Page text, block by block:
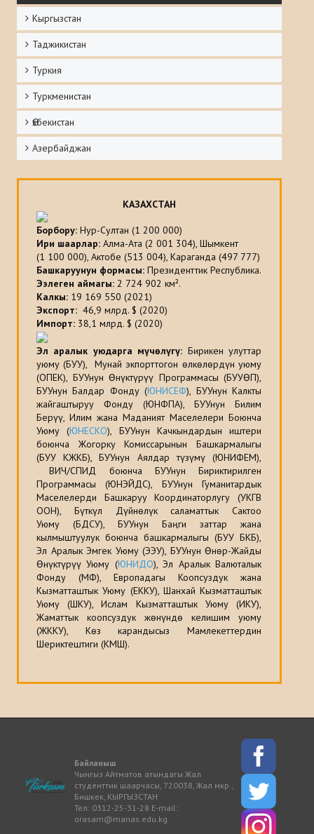
Кыргызстан
Таджикистан
Туркия
Туркменистан
Ѳзбекистан
Азербайджан
КАЗАХСТАН
Борбору: Нур-Султан (1 200 000)
Ири шаарлар: Алма-Ата (2 001 304), Шымкент
(1 100 000), Актобе (513 004), Караганда (497 777)
Башкаруунун формасы: Президенттик Республика.
Ээлеген аймагы: 2 724 902 км².
Калкы: 19 169 550 (2021)
Экспорт: 46,9 млрд. $ (2020)
Импорт: 38,1 млрд. $ (2020)
Эл аралык уюдарга мүчөлүгү: Бирикен улуттар
уюму (БУУ), Мунай экпорттогон өлкөлөрдүн уюму
(ОПЕК), БУУнун Өнүктүрүү Программасы (БУУӨП),
БУУнун Балдар Фонду (ЮНИСЕФ), БУУнун Калкты
жайгаштыруу Фонду (ЮНФПА), БУУнун Билим
Берүү, Илим жана Маданият Маселелери Боюнча
Уюму (ЮНЕСКО), БУУнун Качкындардын иштери
боюнча Жогорку Комиссарынын Башкармалыгы
(БУУ КЖКБ), БУУнун Аялдар түзүмү (ЮНИФЕМ),
ВИЧ/СПИД боюнча БУУнун Бириктирилген
Программасы (ЮНЭЙДС), БУУнун Гуманитардык
Маселелерди Башкаруу Координаторлугу (УКГВ
ООН), Бүткүл Дүйнөлүк саламаттык Сактоо
Уюму (БДСУ), БУУнун Баңги заттар жана
кылмыштуулук боюнча башкармалыгы (БУУ БКБ),
Эл Аралык Эмгек Уюму (ЭЭУ), БУУнун Өнөр-Жайды
Өнүктүрүү Уюму (ЮНИДО), Эл Аралык Валюталык
Фонду (МФ), Европадагы Коопсуздук жана
Кызматташтык Уюму (ЕККУ), Шанхай Кызматташтык
Уюму (ШКУ), Ислам Кызматташтык Уюму (ИКУ),
Жаматтык коопсуздук жөнүндө келишим уюму
(ЖККУ), Көз карандысыз Мамлекеттердин
Шериктештиги (КМШ).
Байланыш
Чынгыз Айтматов атындагы Жал
студенттик шаарчасы, 720038, Жал мкр.,
Бишкек, КЫРГЫЗСТАН
Тел: 0312-25-31-28 E-mail:
orasam@manas.edu.kg